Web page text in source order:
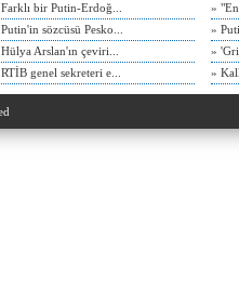
bir Putin-Erdoğ...
sözcüsü Pesko...
Arslan'ın çeviri...
genel sekreteri e...
»
»
»
»